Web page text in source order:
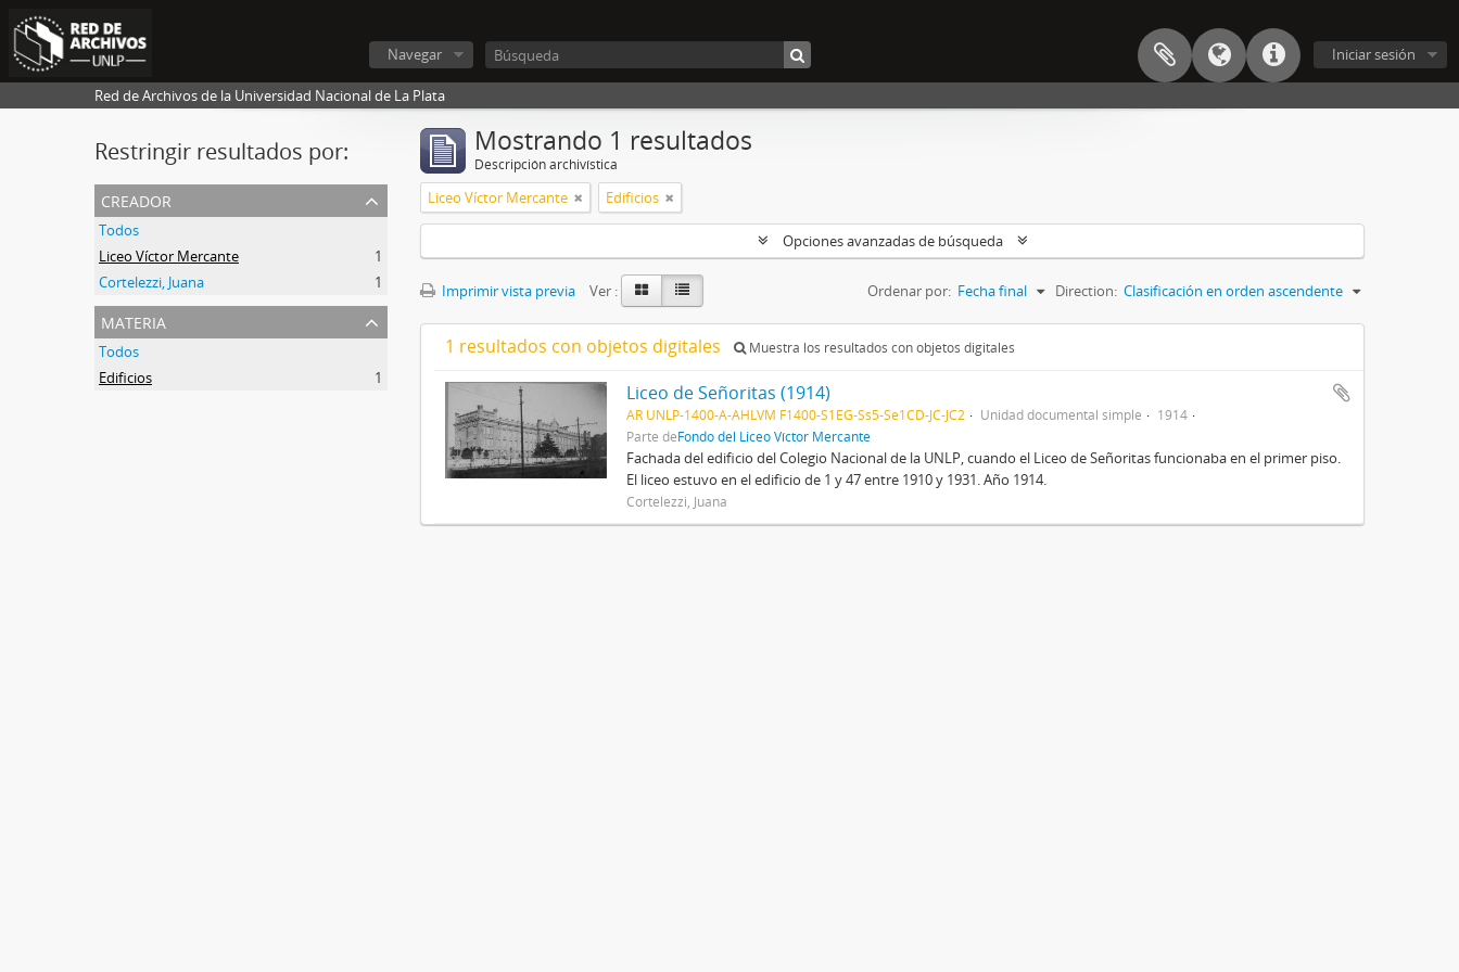
Iniciar sesión
Navegar
Red de Archivos de la Universidad Nacional de La Plata
Restringir resultados por:
creador
Todos
Liceo Víctor Mercante
1
Cortelezzi, Juana
1
materia
Todos
Edificios
1
Mostrando 1 resultados
Descripción archivística
Liceo Víctor Mercante Edificios
Opciones avanzadas de búsqueda
Imprimir vista previa Ver : Ordenar por: Fecha final Direction: Clasificación en orden ascendente
1 resultados con objetos digitales Muestra los resultados con objetos digitales
Liceo de Señoritas (1914)
AR UNLP-1400-A-AHLVM F1400-S1EG-Ss5-Se1CD-JC-JC2 Unidad documental simple
1914
Parte deFondo del Liceo Víctor Mercante
Fachada del edificio del Colegio Nacional de la UNLP, cuando el Liceo de Señoritas funcionaba en el primer piso.
El liceo estuvo en el edificio de 1 y 47 entre 1910 y 1931. Año 1914.
Cortelezzi, Juana